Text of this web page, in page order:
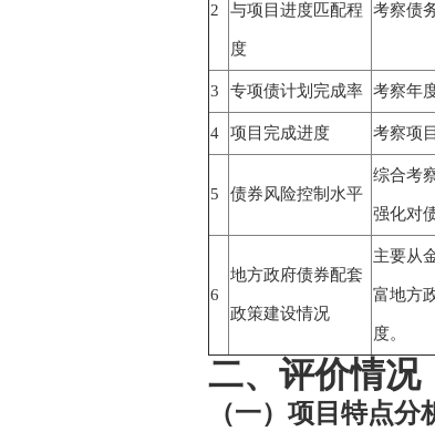
2 与项目进度匹配程
度
考察债
3 专项债计划完成率 考察年
4 项目完成进度 考察项
5 债券风险控制水平
综合考
强化对
6
地方政府债券配套
政策建设情况
主要从
富地方
度。
二、评价情况
（一）项目特点分